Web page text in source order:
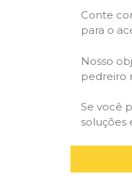
Conte
para o
Nosso
pedreiro
Se você
soluções